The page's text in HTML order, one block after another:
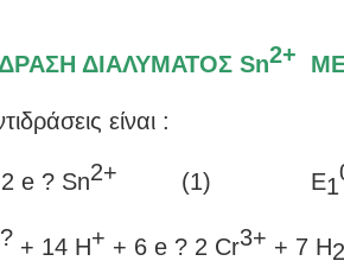
ΔΙΑΛΥΜΑΤΟΣ Sn2+
είναι :
e ? Sn2+ (1) Ε1
+ 14 H+ + 6 e ? 2 Cr3+ + 7 H2